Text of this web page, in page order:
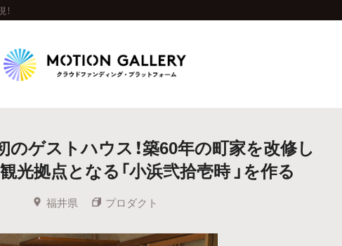
ト 新着プロジェクト 終了間近のプロジェクト
Feature
す キュレーターから探す 特集から探す
のゲストハウス！築60年の町家を改修し
光拠点となる「小浜弐拾壱時 」を作る
福井県 プロダクト